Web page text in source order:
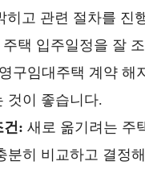
히고 관련 절차를 진
택 입주일정을 잘
영구임대주택 계약 해
것이 좋습니다.
건: 새로 옮기려는 주
분히 비교하고 결정